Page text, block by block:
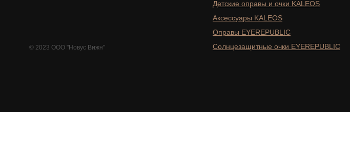
Детские оправы и очки KALEOS
Аксессуары KALEOS
Оправы EYEREPUBLIC
Солнцезащитные очки EYEREPUBLIC
© 2023 ООО "Новус Вижн"